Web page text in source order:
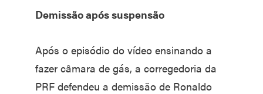
Demissão após suspensão
Após o episódio do vídeo ensinando a
fazer câmara de gás, a corregedoria da
PRF defendeu a demissão de Ronaldo